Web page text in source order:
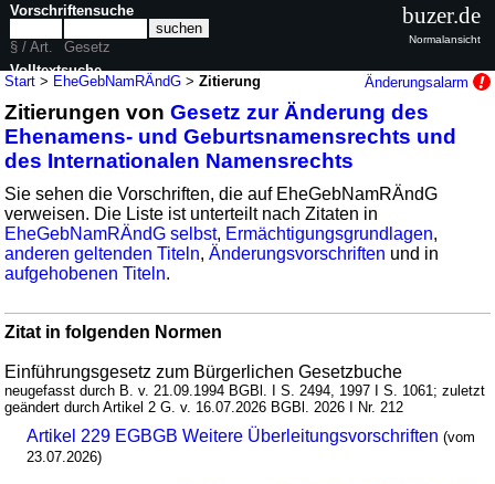
Start > EheGebNamRÄndG >Zitierung Änderungsalarm
Zitierungen vonGesetz zur Änderung des
Ehenamens- und Geburtsnamensrechts und
des Internationalen Namensrechts
Sie sehen die Vorschriften, die auf EheGebNamRÄndG
verweisen. Die Liste ist unterteilt nach Zitaten in
EheGebNamRÄndG selbst, Ermächtigungsgrundlagen,
anderen geltenden Titeln,Änderungsvorschriften und in
aufgehobenen Titeln.
Zitat in folgenden Normen
Einführungsgesetz zum Bürgerlichen Gesetzbuche
neugefasst durch B. v. 21.09.1994 BGBl. I S. 2494, 1997 I S. 1061; zuletzt
geändert durch Artikel 2 G. v. 16.07.2026 BGBl. 2026 I Nr. 212
Artikel 229 EGBGB Weitere Überleitungsvorschriften (vom
23.07.2026)
Vorschriftensuche
§ / Art.
Gesetz
Volltextsuche
nur in EheGebNamRÄndG
buzer.de
Normalansicht